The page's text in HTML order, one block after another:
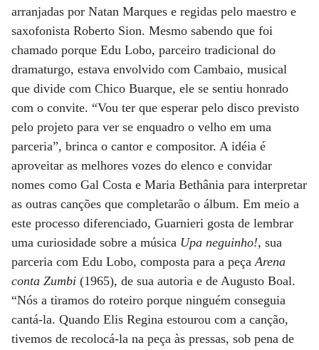
arranjadas por Natan Marques e regidas pelo maestro e
saxofonista Roberto Sion. Mesmo sabendo que foi
chamado porque Edu Lobo, parceiro tradicional do
dramaturgo, estava envolvido com Cambaio, musical
que divide com Chico Buarque, ele se sentiu honrado
com o convite. “Vou ter que esperar pelo disco previsto
pelo projeto para ver se enquadro o velho em uma
parceria”, brinca o cantor e compositor. A idéia é
aproveitar as melhores vozes do elenco e convidar
nomes como Gal Costa e Maria Bethânia para interpretar
as outras canções que completarão o álbum. Em meio a
este processo diferenciado, Guarnieri gosta de lembrar
uma curiosidade sobre a música Upa neguinho!, sua
parceria com Edu Lobo, composta para a peçaArena
conta Zumbi (1965), de sua autoria e de Augusto Boal.
“Nós a tiramos do roteiro porque ninguém conseguia
cantá-la. Quando Elis Regina estourou com a canção,
tivemos de recolocá-la na peça às pressas, sob pena de